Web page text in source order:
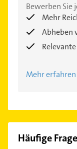
Bewerben Sie
Mehr
Abheben
Mehr erfahren
Häufige